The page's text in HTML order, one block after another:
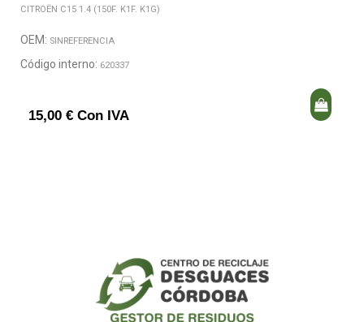
CITROËN C15 1.4 (150F. K1F. K1G)
OEM: SINREFERENCIA
Código interno: 620337
15,00 € Con IVA